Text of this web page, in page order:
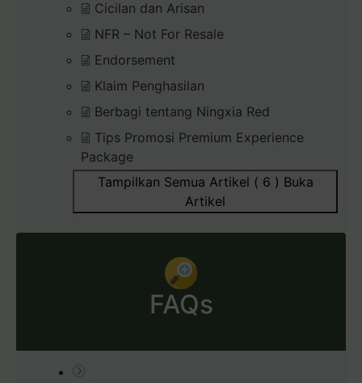
Cicilan dan Arisan
NFR – Not For Resale
Endorsement
Klaim Penghasilan
Berbagi tentang Ningxia Red
Tips Promosi Premium Experience
Package
Tampilkan Semua Artikel ( 6 ) Buka
Artikel
FAQs